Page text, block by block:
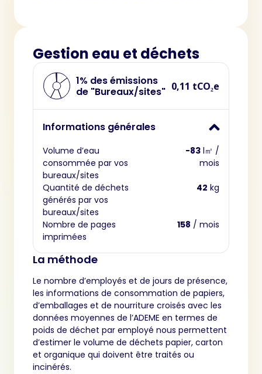
Gestion eau et déchets
1% des émissions
de "Bureaux/sites" 0,11 tCO₂e
Informations générales
Volume d’eau
consommée par vos
bureaux/sites
-83 l㎥ /
mois
Quantité de déchets
générés par vos
bureaux/sites
42 kg
Nombre de pages
imprimées
158 / mois
La méthode
Le nombre d’employés et de jours de présence,
les informations de consommation de papiers,
d’emballages et de nourriture croisés avec les
données moyennes de l’ADEME en termes de
poids de déchet par employé nous permettent
d’estimer le volume de déchets papier, carton
et organique qui doivent être traités ou
incinérés.